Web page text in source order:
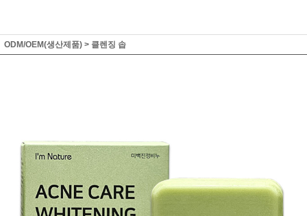
ODM/OEM(생산제품) > 클렌징 솝